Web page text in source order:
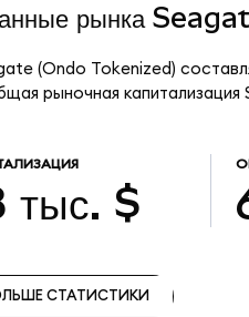
рынка
(Ondo Tokenized)
рыночная
тыс. $
СТАТИСТИКИ